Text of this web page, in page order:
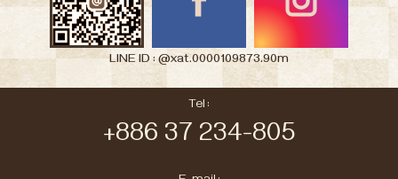
LINE ID : @xat.0000109873.90m
Tel :
+886 37 234-805